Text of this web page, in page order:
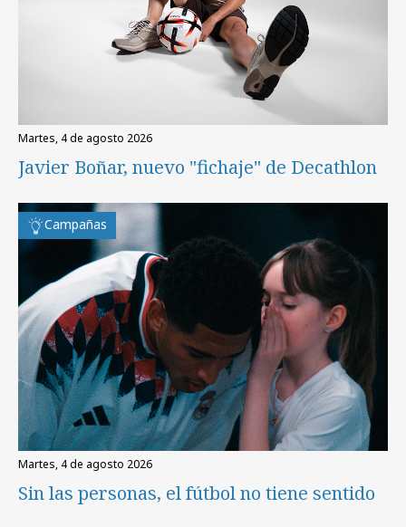
martes, 4 de agosto 2026
Javier Boñar, nuevo "fichaje" de Decathlon
Campañas
martes, 4 de agosto 2026
Sin las personas, el fútbol no tiene sentido